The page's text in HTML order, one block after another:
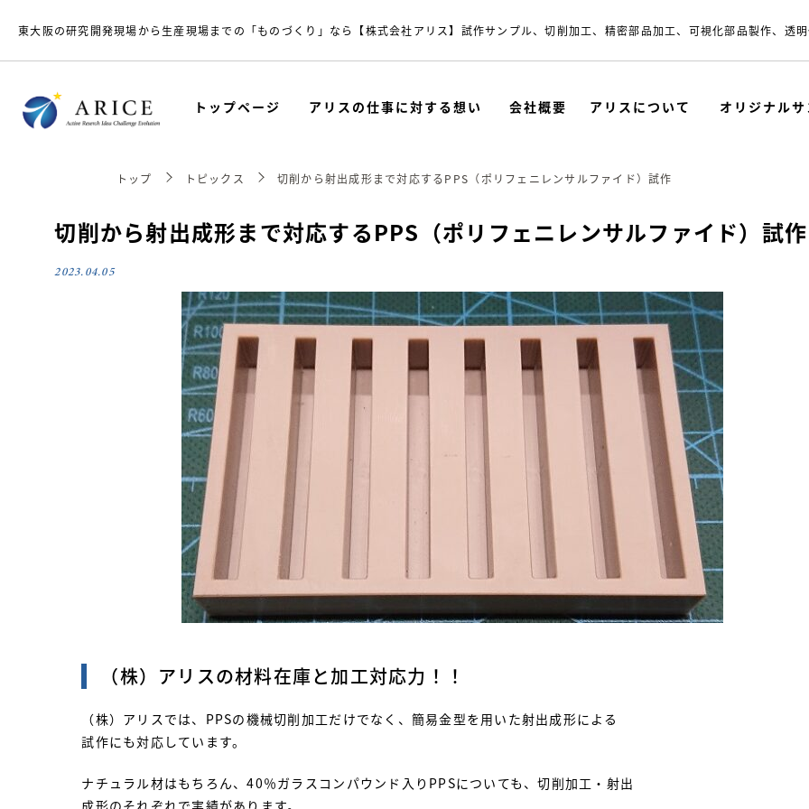
東大阪の研究開発現場から生産現場までの「ものづくり」なら【株式会社アリス】試作サンプル、切削加工、精密部品加工、可視化部品製作、透
トップページ アリスの仕事に対する想い 会社概要 アリスについて オリジナル
トップ トピックス 切削から射出成形まで対応するPPS（ポリフェニレンサルファイド）試作
切削から射出成形まで対応するPPS（ポリフェニレンサルファイド）試作
2023.04.05
（株）アリスの材料在庫と加工対応力！！
（株）アリスでは、PPSの機械切削加工だけでなく、簡易金型を用いた射出成形による
試作にも対応しています。
ナチュラル材はもちろん、40％ガラスコンパウンド入りPPSについても、切削加工・射出
成形のそれぞれで実績があります。